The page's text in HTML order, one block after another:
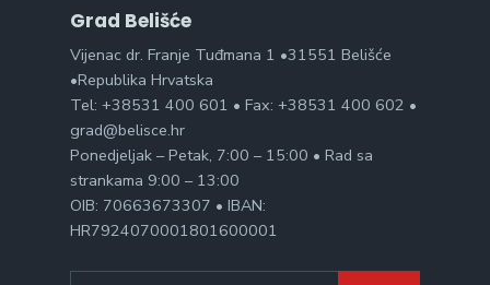
Grad Belišće
Vijenac dr. Franje Tuđmana 1 •31551 Belišće
•Republika Hrvatska
Tel: +38531 400 601 • Fax: +38531 400 602 •
grad@belisce.hr
Ponedjeljak – Petak, 7:00 – 15:00 • Rad sa
strankama 9:00 – 13:00
OIB: 70663673307 • IBAN:
HR7924070001801600001